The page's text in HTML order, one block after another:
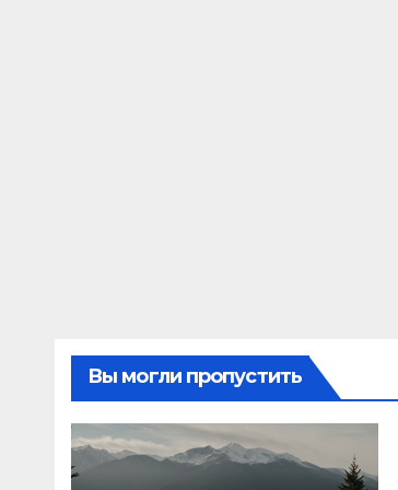
Вы могли пропустить